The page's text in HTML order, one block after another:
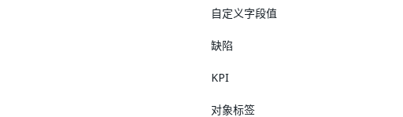
自定义字段值
缺陷
KPI
对象标签